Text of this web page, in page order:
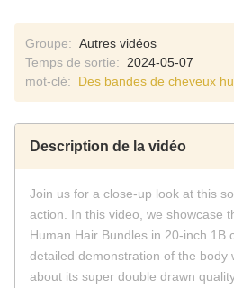
Groupe: Autres vidéos
Temps de sortie:
2024-05-07
mot-clé:
Des bandes de cheveux
Description de la vidéo
Join us for a close-up look at this
action. In this video, we showcase
Human Hair Bundles in 20-inch 1B
detailed demonstration of the body
about its super double drawn